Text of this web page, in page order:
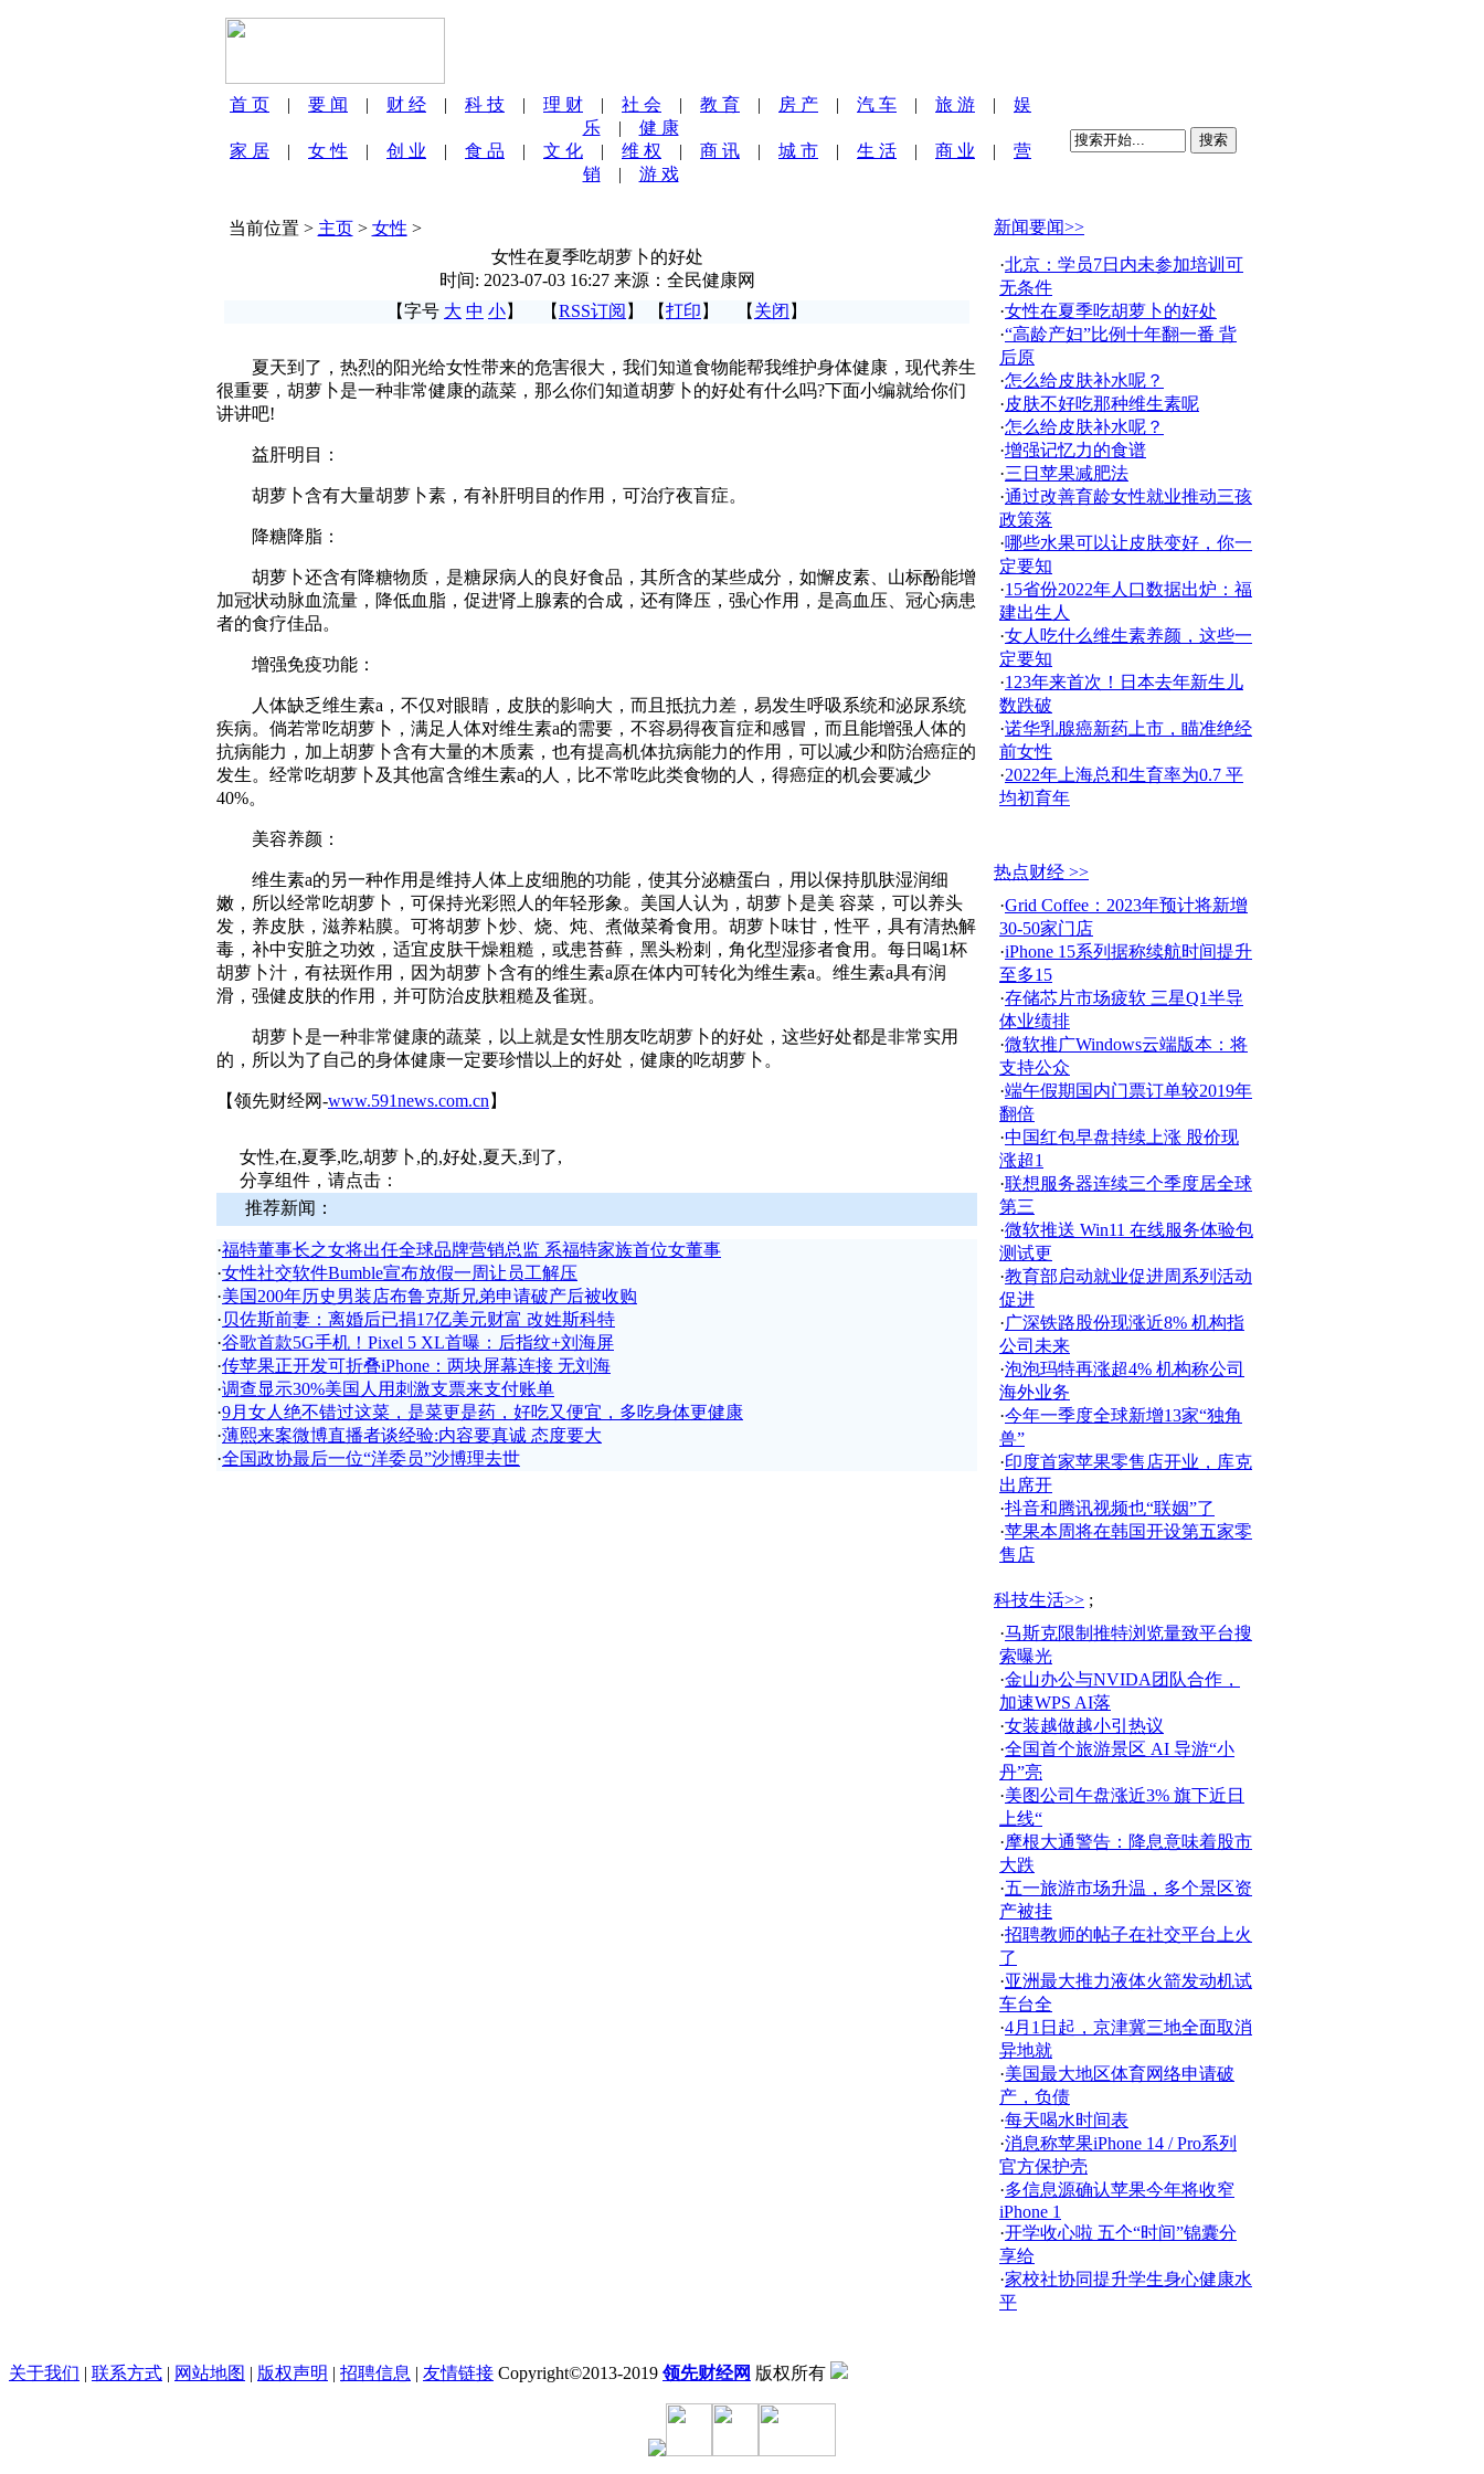
首 页 | 要 闻 | 财 经 | 科 技 | 理 财 | 社 会 | 教 育 | 房 产 | 汽 车 | 旅 游 | 娱
乐| 健 康
家 居 | 女 性 | 创 业 | 食 品 | 文 化 | 维 权 | 商 讯 | 城 市 | 生 活 | 商 业 | 营
销 | 游 戏
搜索
当前位置 > 主页> 女性 >
女性在夏季吃胡萝卜的好处
时间: 2023-07-03 16:27 来源：全民健康网
【字号 大 中 小】 【RSS订阅 】 【打印 】 【 关闭 】
夏天到了，热烈的阳光给女性带来的危害很大，我们知道食物能帮我维护身体健康，现代养生
很重要，胡萝卜是一种非常健康的蔬菜，那么你们知道胡萝卜的好处有什么吗?下面小编就给你们
讲讲吧!
益肝明目：
胡萝卜含有大量胡萝卜素，有补肝明目的作用，可治疗夜盲症。
降糖降脂：
胡萝卜还含有降糖物质，是糖尿病人的良好食品，其所含的某些成分，如懈皮素、山标酚能增
加冠状动脉血流量，降低血脂，促进肾上腺素的合成，还有降压，强心作用，是高血压、冠心病患
者的食疗佳品。
增强免疫功能：
人体缺乏维生素a，不仅对眼睛，皮肤的影响大，而且抵抗力差，易发生呼吸系统和泌尿系统
疾病。倘若常吃胡萝卜，满足人体对维生素a的需要，不容易得夜盲症和感冒，而且能增强人体的
抗病能力，加上胡萝卜含有大量的木质素，也有提高机体抗病能力的作用，可以减少和防治癌症的
发生。经常吃胡萝卜及其他富含维生素a的人，比不常吃此类食物的人，得癌症的机会要减少
40%。
美容养颜：
维生素a的另一种作用是维持人体上皮细胞的功能，使其分泌糖蛋白，用以保持肌肤湿润细
嫩，所以经常吃胡萝卜，可保持光彩照人的年轻形象。美国人认为，胡萝卜是美 容菜，可以养头
发，养皮肤，滋养粘膜。可将胡萝卜炒、烧、炖、煮做菜肴食用。胡萝卜味甘，性平，具有清热解
毒，补中安脏之功效，适宜皮肤干燥粗糙，或患苔藓，黑头粉刺，角化型湿疹者食用。每日喝1杯
胡萝卜汁，有祛斑作用，因为胡萝卜含有的维生素a原在体内可转化为维生素a。维生素a具有润
滑，强健皮肤的作用，并可防治皮肤粗糙及雀斑。
胡萝卜是一种非常健康的蔬菜，以上就是女性朋友吃胡萝卜的好处，这些好处都是非常实用
的，所以为了自己的身体健康一定要珍惜以上的好处，健康的吃胡萝卜。
【领先财经网-www.591news.com.cn 】
女性,在,夏季,吃,胡萝卜,的,好处,夏天,到了,
分享组件，请点击：
推荐新闻：
·福特董事长之女将出任全球品牌营销总监 系福特家族首位女董事
·女性社交软件Bumble宣布放假一周让员工解压
·美国200年历史男装店布鲁克斯兄弟申请破产后被收购
·贝佐斯前妻：离婚后已捐17亿美元财富 改姓斯科特
·谷歌首款5G手机！Pixel 5 XL首曝：后指纹+刘海屏
·传苹果正开发可折叠iPhone：两块屏幕连接 无刘海
·调查显示30%美国人用刺激支票来支付账单
·9月女人绝不错过这菜，是菜更是药，好吃又便宜，多吃身体更健康
·薄熙来案微博直播者谈经验:内容要真诚 态度要大
·全国政协最后一位“洋委员”沙博理去世
新闻要闻>>
·北京：学员7日内未参加培训可
无条件
·女性在夏季吃胡萝卜的好处
·“高龄产妇”比例十年翻一番 背
后原
·怎么给皮肤补水呢？
·皮肤不好吃那种维生素呢
·怎么给皮肤补水呢？
·增强记忆力的食谱
·三日苹果减肥法
·通过改善育龄女性就业推动三孩
政策落
·哪些水果可以让皮肤变好，你一
定要知
·15省份2022年人口数据出炉：福
建出生人
·女人吃什么维生素养颜，这些一
定要知
·123年来首次！日本去年新生儿
数跌破
·诺华乳腺癌新药上市，瞄准绝经
前女性
·2022年上海总和生育率为0.7 平
均初育年
热点财经 >>
·Grid Coffee：2023年预计将新增
30-50家门店
·iPhone 15系列据称续航时间提升
至多15
·存储芯片市场疲软 三星Q1半导
体业绩排
·微软推广Windows云端版本：将
支持公众
·端午假期国内门票订单较2019年
翻倍
·中国红包早盘持续上涨 股价现
涨超1
·联想服务器连续三个季度居全球
第三
·微软推送 Win11 在线服务体验包
测试更
·教育部启动就业促进周系列活动
促进
·广深铁路股份现涨近8% 机构指
公司未来
·泡泡玛特再涨超4% 机构称公司
海外业务
·今年一季度全球新增13家“独角
兽”
·印度首家苹果零售店开业，库克
出席开
·抖音和腾讯视频也“联姻”了
·苹果本周将在韩国开设第五家零
售店
科技生活>> ;
·马斯克限制推特浏览量致平台搜
索曝光
·金山办公与NVIDA团队合作，
加速WPS AI落
·女装越做越小引热议
·全国首个旅游景区 AI 导游“小
丹”亮
·美图公司午盘涨近3% 旗下近日
上线“
·摩根大通警告：降息意味着股市
大跌
·五一旅游市场升温，多个景区资
产被挂
·招聘教师的帖子在社交平台上火
了
·亚洲最大推力液体火箭发动机试
车台全
·4月1日起，京津冀三地全面取消
异地就
·美国最大地区体育网络申请破
产，负债
·每天喝水时间表
·消息称苹果iPhone 14 / Pro系列
官方保护壳
·多信息源确认苹果今年将收窄
iPhone 1
·开学收心啦 五个“时间”锦囊分
享给
·家校社协同提升学生身心健康水
平
关于我们 | 联系方式 | 网站地图 | 版权声明 | 招聘信息 | 友情链接 Copyright©2013-2019 领先财经网 版权所有